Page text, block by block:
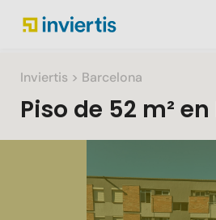
Inviertis > Barcelona
Piso de 52 m² en